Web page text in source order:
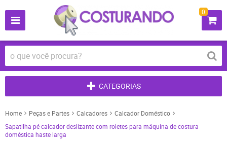
0
CATEGORIAS
Home Peças e Partes Calcadores
Calcador Doméstico
Sapatilha pé calcador deslizante com roletes para máquina de costura
doméstica haste larga